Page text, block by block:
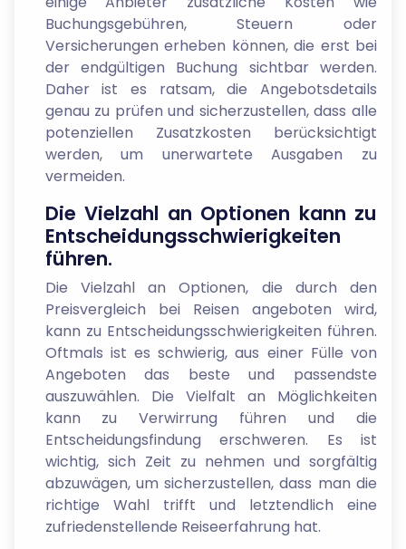
Buchungsgebühren, Steuern oder
Versicherungen erheben können, die erst bei
der endgültigen Buchung sichtbar werden.
Daher ist es ratsam, die Angebotsdetails
genau zu prüfen und sicherzustellen, dass alle
potenziellen Zusatzkosten berücksichtigt
werden, um unerwartete Ausgaben zu
vermeiden.
Die Vielzahl an Optionen kann zu
Entscheidungsschwierigkeiten
führen.
Die Vielzahl an Optionen, die durch den
Preisvergleich bei Reisen angeboten wird,
kann zu Entscheidungsschwierigkeiten führen.
Oftmals ist es schwierig, aus einer Fülle von
Angeboten das beste und passendste
auszuwählen. Die Vielfalt an Möglichkeiten
kann zu Verwirrung führen und die
Entscheidungsfindung erschweren. Es ist
wichtig, sich Zeit zu nehmen und sorgfältig
abzuwägen, um sicherzustellen, dass man die
richtige Wahl trifft und letztendlich eine
zufriedenstellende Reiseerfahrung hat.